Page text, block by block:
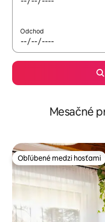
Odchod
Mesačné
Obľúbené medzi hosťami
Obľúbené medzi hosťami